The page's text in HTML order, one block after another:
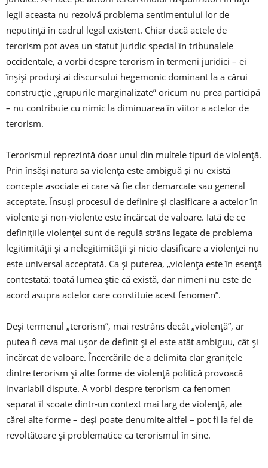
legii aceasta nu rezolvă problema sentimentului lor de
neputinţă în cadrul legal existent. Chiar dacă actele de
terorism pot avea un statut juridic special în tribunalele
occidentale, a vorbi despre terorism în termeni juridici – ei
înşişi produşi ai discursului hegemonic dominant la a cărui
construcţie „grupurile marginalizate” oricum nu prea participă
– nu contribuie cu nimic la diminuarea în viitor a actelor de
terorism.
Terorismul reprezintă doar unul din multele tipuri de violenţă.
Prin însăşi natura sa violenţa este ambiguă şi nu există
concepte asociate ei care să fie clar demarcate sau general
acceptate. Însuşi procesul de definire şi clasificare a actelor în
violente şi non-violente este încărcat de valoare. Iată de ce
definiţiile violenţei sunt de regulă strâns legate de problema
legitimităţii şi a nelegitimităţii şi nicio clasificare a violenţei nu
este universal acceptată. Ca şi puterea, „violenţa este în esenţă
contestată: toată lumea ştie că există, dar nimeni nu este de
acord asupra actelor care constituie acest fenomen”.
Deşi termenul „terorism”, mai restrâns decât „violenţă”, ar
putea fi ceva mai uşor de definit şi el este atât ambiguu, cât şi
încărcat de valoare. Încercările de a delimita clar graniţele
dintre terorism şi alte forme de violenţă politică provoacă
invariabil dispute. A vorbi despre terorism ca fenomen
separat îl scoate dintr-un context mai larg de violenţă, ale
cărei alte forme – deşi poate denumite altfel – pot fi la fel de
revoltătoare şi problematice ca terorismul în sine.